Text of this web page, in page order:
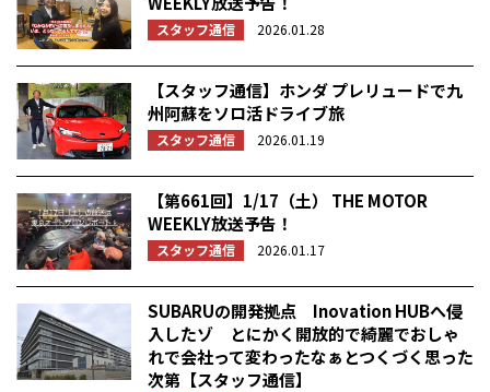
スタッフ通信 2026.01.28
【スタッフ通信】ホンダ プレリュードで九
州阿蘇をソロ活ドライブ旅
スタッフ通信 2026.01.19
【第661回】1/17（土） THE MOTOR
WEEKLY放送予告！
スタッフ通信 2026.01.17
SUBARUの開発拠点 Inovation HUBへ侵
入したゾ とにかく開放的で綺麗でおしゃ
れで会社って変わったなぁとつくづく思った
次第【スタッフ通信】